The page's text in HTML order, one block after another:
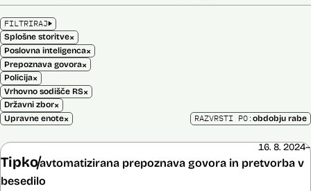
FILTRIRAJ
Splošne storitve×
Poslovna inteligenca×
Prepoznava govora×
Policija×
Vrhovno sodišče RS×
Državni zbor×
Upravne enote× RAZVRSTI PO:obdobju rabe
Tipkoavtomatizirana prepoznava govora in pretvorba v
besedilo
16. 8. 2024–